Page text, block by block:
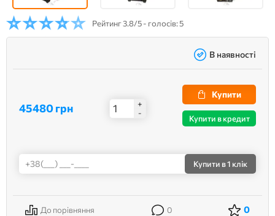
Рейтинг3.8/5 - голосів: 5
В наявності
45480 грн
+
-
Купити
Купити в кредит
Купити в 1 клік
До порівняння 0 0